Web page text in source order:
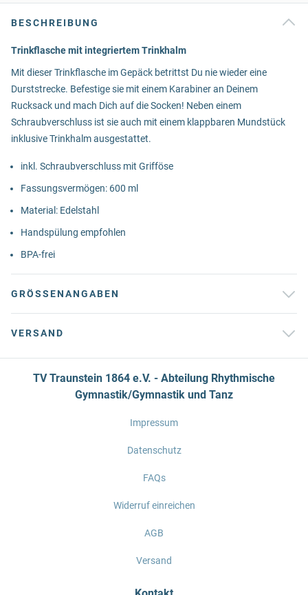
BESCHREIBUNG
Trinkflasche mit integriertem Trinkhalm
Mit dieser Trinkflasche im Gepäck betrittst Du nie wieder eine
Durststrecke. Befestige sie mit einem Karabiner an Deinem
Rucksack und mach Dich auf die Socken! Neben einem
Schraubverschluss ist sie auch mit einem klappbaren Mundstück
inklusive Trinkhalm ausgestattet.
inkl. Schraubverschluss mit Grifföse
Fassungsvermögen: 600 ml
Material: Edelstahl
Handspülung empfohlen
BPA-frei
GRÖSSENANGABEN
VERSAND
TV Traunstein 1864 e.V. - Abteilung Rhythmische
Gymnastik/Gymnastik und Tanz
Impressum
Datenschutz
FAQs
Widerruf einreichen
AGB
Versand